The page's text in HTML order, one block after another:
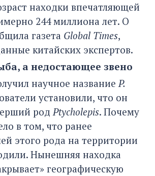
находки впечатляющей
244 миллиона лет. О
газета Global Times,
китайских экспертов.
а недостающее звено
научное названиеP.
установили, что он
родPtycholepis. Почему
в том, что ранее
этого рода на территории
Нынешняя находка
географическую